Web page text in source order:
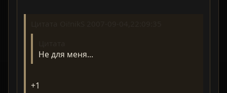
Не для меня...
+1